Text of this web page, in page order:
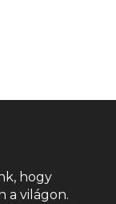
hogy
a világon.